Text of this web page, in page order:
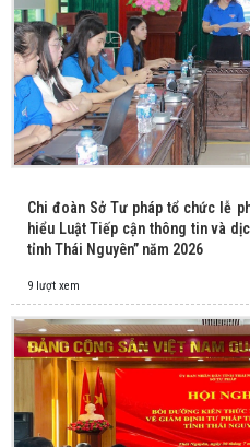
Chi đoàn Sở Tư pháp tổ chức lễ
hiểu Luật Tiếp cận thông tin và
tỉnh Thái Nguyên” năm 2026
9 lượt xem